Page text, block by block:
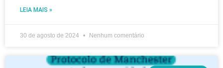
LEIA MAIS »
30 de agosto de 2024 Nenhum comentário